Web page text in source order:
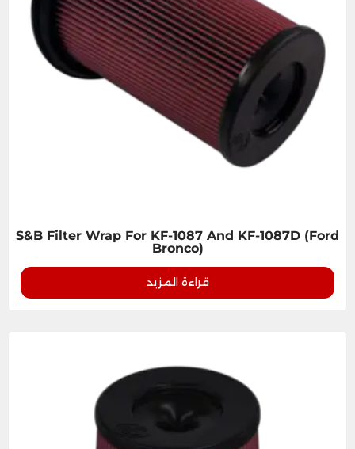
S&B Filter Wrap For KF-1087 And KF-1087D (Ford
Bronco)
قراءة المزيد